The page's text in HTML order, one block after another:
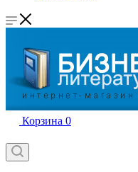
Корзина 0